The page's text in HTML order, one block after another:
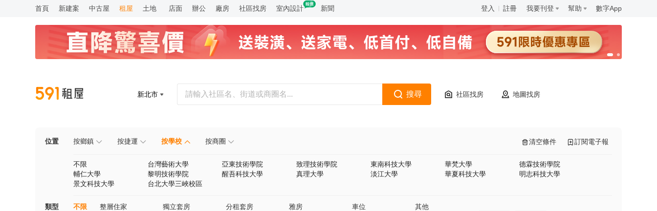
首頁 新建案 中古屋 租屋 土地 店面 辦公 廠房 社區找房 室內設計 新聞 登入 註冊 我要刊登 幫助 數字App
新北市 搜尋 社區找房 地圖找房
清空條件 訂閱電子報
位置 按鄉鎮 按捷運 按學校 按商圈
不限 台灣藝術大學 亞東技術學院 致理技術學院 東南科技大學 華梵大學
德霖技術學院
輔仁大學
黎明技術學院 醒吾科技大學 真理大學 淡江大學 華夏科技大學
明志科技大學
景文科技大學
台北大學三峽校區
類型 不限 整層住家 獨立套房 分租套房 雅房 車位
其他